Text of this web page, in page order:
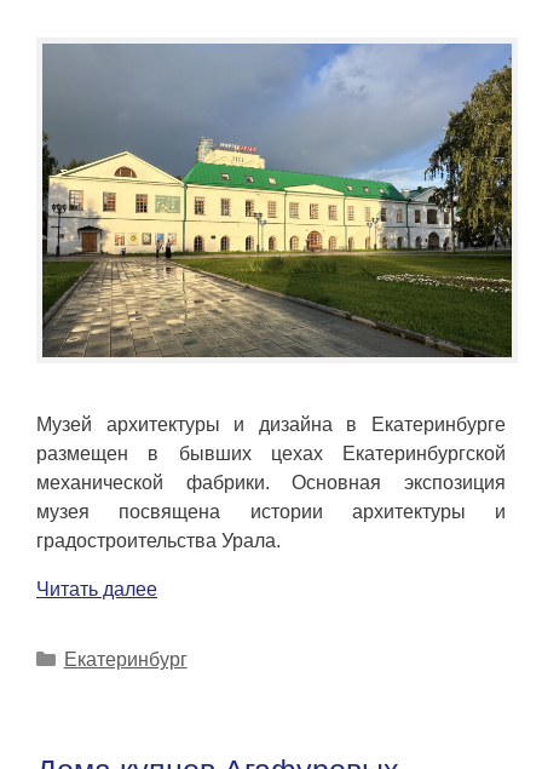
Музей архитектуры и дизайна в Екатеринбурге
размещен в бывших цехах Екатеринбургской
механической фабрики. Основная экспозиция
музея посвящена истории архитектуры и
градостроительства Урала.
Читать далее
Рубрики
Екатеринбург